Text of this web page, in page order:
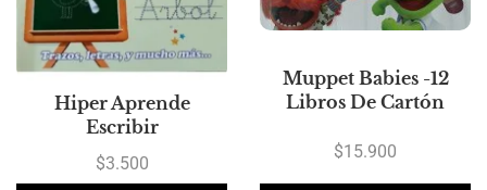
Hiper Aprende
Escribir
$3.500
Muppet Babies -12
Libros De Cartón
$15.900